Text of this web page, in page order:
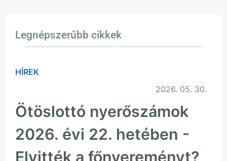
Legnépszerűbb cikkek
HÍREK
2026. 05. 30.
Ötöslottó nyerőszámok
2026. évi 22. hetében -
Elvitték a főnyereményt?